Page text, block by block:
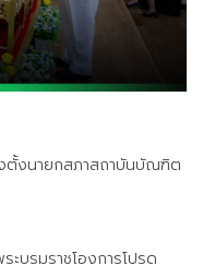
ตั้งนายกสภาสถาบันบัณฑิต
รมราชโองการโปรด